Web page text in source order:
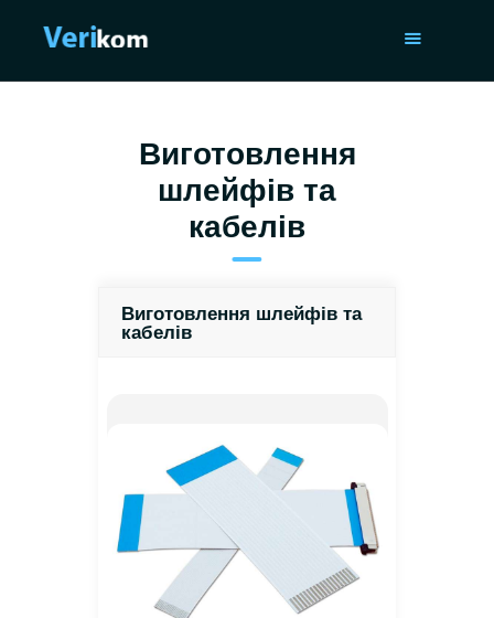
ПОСЛУГИ
ПОРТФОЛІО
ISO 9001
Виготовлення
шлейфів та
кабелів
Виготовлення шлейфів та
кабелів